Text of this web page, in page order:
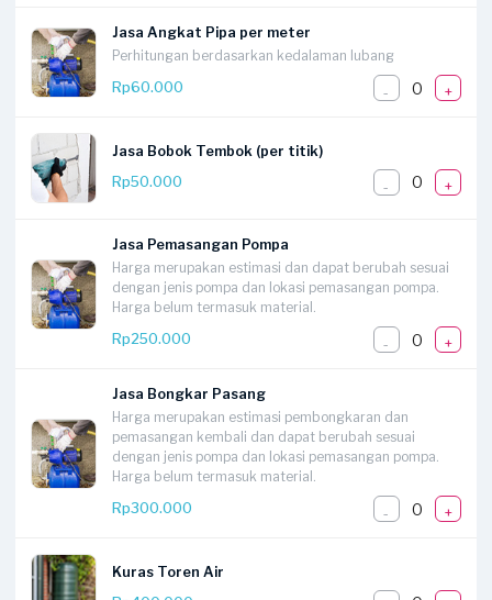
Jasa Angkat Pipa per meter
Perhitungan berdasarkan kedalaman lubang
Rp60.000
- 0 +
Jasa Bobok Tembok (per titik)
Rp50.000
- 0 +
Jasa Pemasangan Pompa
Harga merupakan estimasi dan dapat berubah sesuai
dengan jenis pompa dan lokasi pemasangan pompa.
Harga belum termasuk material.
Rp250.000
- 0 +
Jasa Bongkar Pasang
Harga merupakan estimasi pembongkaran dan
pemasangan kembali dan dapat berubah sesuai
dengan jenis pompa dan lokasi pemasangan pompa.
Harga belum termasuk material.
Rp300.000
- 0 +
Kuras Toren Air